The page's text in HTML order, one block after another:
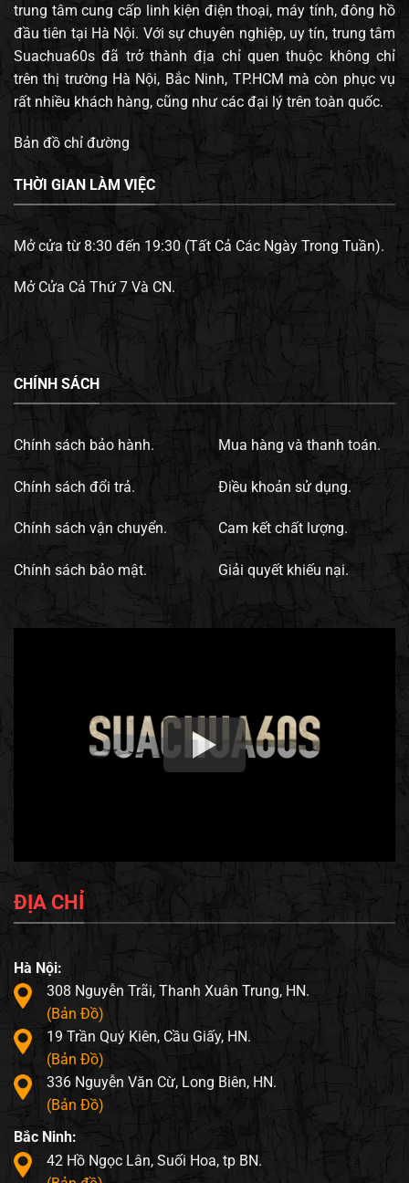
trung tâm cung cấp linh kiện điện thoại, máy tính, đông hồ
đầu tiên tại Hà Nội. Với sự chuyên nghiệp, uy tín, trung tâm
Suachua60s đã trở thành địa chỉ quen thuộc không chỉ
trên thị trường Hà Nội, Bắc Ninh, TP.HCM mà còn phục vụ
rất nhiều khách hàng, cũng như các đại lý trên toàn quốc.
Bản đồ chỉ đường
THỜI GIAN LÀM VIỆC
Mở cửa từ 8:30 đến 19:30 (Tất Cả Các Ngày Trong Tuần).
Mở Cửa Cả Thứ 7 Và CN.
CHÍNH SÁCH
Chính sách bảo hành.
Chính sách đổi trả.
Chính sách vận chuyển.
Chính sách bảo mật.
Mua hàng và thanh toán.
Điều khoản sử dụng.
Cam kết chất lượng.
Giải quyết khiếu nại.
ĐỊA CHỈ
Hà Nội:
308 Nguyễn Trãi, Thanh Xuân Trung, HN.
(Bản Đồ)
19 Trần Quý Kiên, Cầu Giấy, HN.
(Bản Đồ)
336 Nguyễn Văn Cừ, Long Biên, HN.
(Bản Đồ)
Bắc Ninh:
42 Hồ Ngọc Lân, Suối Hoa, tp BN.